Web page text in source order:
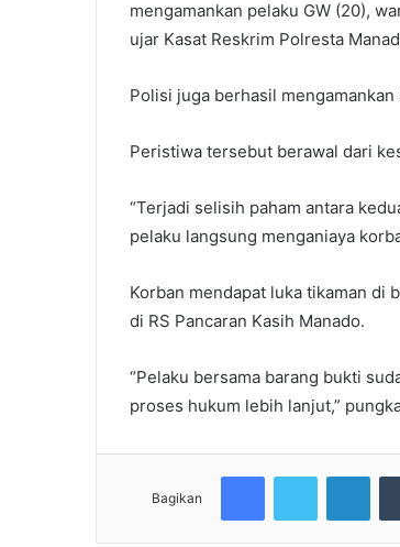
mengamankan pelaku GW (20),
ujar Kasat Reskrim Polresta
Polisi juga berhasil
Peristiwa tersebut berawal dari
“Terjadi selisih paham antara
pelaku langsung menganiaya
Korban mendapat luka tikaman di
di RS Pancaran Kasih Manado.
“Pelaku bersama barang bukti
proses hukum lebih lanjut,”
Bagikan
FacebookTwitter